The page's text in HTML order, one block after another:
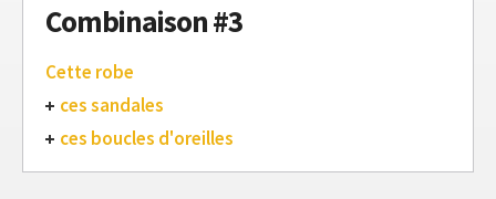
Combinaison #3
Cette robe
ces sandales
ces boucles d'oreilles